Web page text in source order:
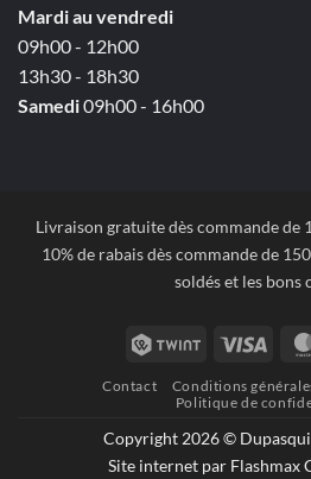
Mardi au vendredi
09h00 - 12h00
13h30 - 18h30
Samedi09h00 - 16h00
Livraison gratuite dès commande de
10% de rabais dès commande de
soldés et les bons
Twint Visa
Contact
Conditions
Politique de
Copyright 2026 ©
Site internet par Flashmax